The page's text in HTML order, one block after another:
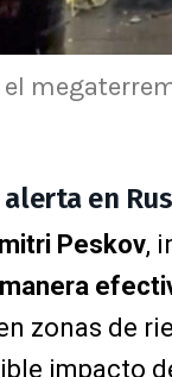
en
Peskov,
zonas de
impacto